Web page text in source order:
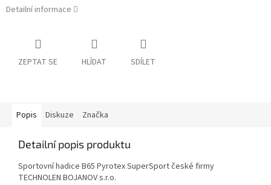
Detailní informace
ZEPTAT SE HLÍDAT SDÍLET
Popis Diskuze Značka
Detailní popis produktu
Sportovní hadice B65 Pyrotex SuperSport české firmy
TECHNOLEN BOJANOV s.r.o.